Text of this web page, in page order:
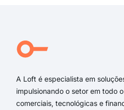
A Loft é especialista em
impulsionando o setor em todo
comerciais, tecnológicas e